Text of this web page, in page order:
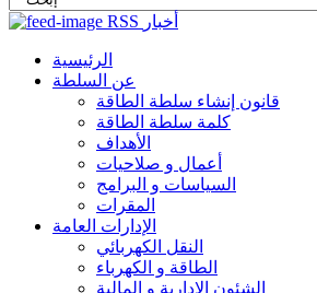
RSS أخبار
الرئيسية
عن السلطة
قانون إنشاء سلطة الطاقة
كلمة سلطة الطاقة
الأهداف
أعمال و صلاحيات
السياسات و البرامج
المقرات
الإدارات العامة
النقل الكهربائي
الطاقة و الكهرباء
الشئون الإدارية و المالية